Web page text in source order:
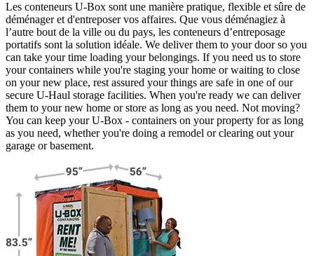
Les conteneurs U-Box sont une manière pratique, flexible et sûre de
déménager et d'entreposer vos affaires. Que vous déménagiez à
l’autre bout de la ville ou du pays, les conteneurs d’entreposage
portatifs sont la solution idéale. We deliver them to your door so you
can take your time loading your belongings. If you need us to store
your containers while you're staging your home or waiting to close
on your new place, rest assured your things are safe in one of our
secure U-Haul storage facilities. When you're ready we can deliver
them to your new home or store as long as you need. Not moving?
You can keep yourU-Box - containers on your property for as long
as you need, whether you're doing a remodel or clearing out your
garage or basement.